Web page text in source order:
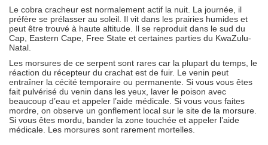
Le cobra cracheur est normalement actif la nuit. La journée, il
préfère se prélasser au soleil. Il vit dans les prairies humides et
peut être trouvé à haute altitude. Il se reproduit dans le sud du
Cap, Eastern Cape, Free State et certaines parties du KwaZulu-
Natal.
Les morsures de ce serpent sont rares car la plupart du temps, le
réaction du récepteur du crachat est de fuir. Le venin peut
entraîner la cécité temporaire ou permanente. Si vous vous êtes
fait pulvérisé du venin dans les yeux, laver le poison avec
beaucoup d’eau et appeler l’aide médicale. Si vous vous faites
mordre, on observe un gonflement local sur le site de la morsure.
Si vous êtes mordu, bander la zone touchée et appeler l’aide
médicale. Les morsures sont rarement mortelles.